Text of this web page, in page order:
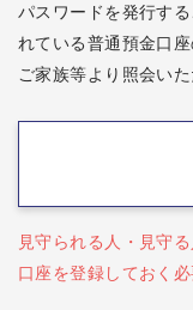
パスワードを発行す
れている普通預金口
ご家族等より照会いた
見守られる人・見守
口座を登録しておく必